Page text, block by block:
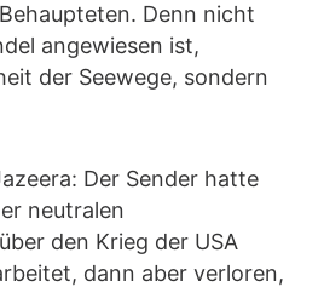
Denn nicht
angewiesen ist,
der Seewege, sondern
Der Sender hatte
neutralen
den Krieg der USA
dann aber verloren,